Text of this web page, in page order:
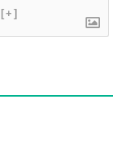
[+]